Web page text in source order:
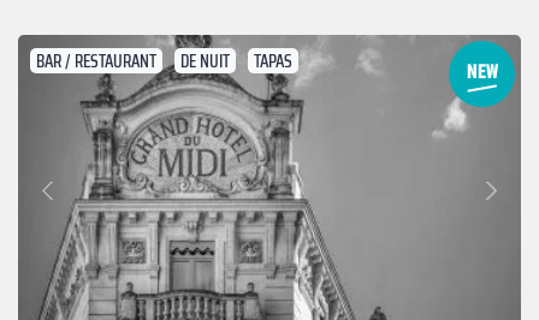
BAR / RESTAURANT DE NUIT TAPAS
Précédent
Suivant